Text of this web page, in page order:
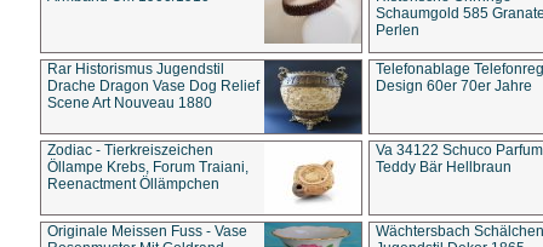
Schaumgold 585
Perlen
Rar Historismus Jugendstil
Drache Dragon Vase Dog Relief
Scene Art Nouveau 1880
Telefonablage
Design 60er 70er Jahre
Zodiac - Tierkreiszeichen
Öllampe Krebs, Forum Traiani,
Reenactment Öllämpchen
Va 34122 Schuco
Teddy Bär Hellbraun
Originale Meissen Fuss - Vase
Wächtersbach Schälchen